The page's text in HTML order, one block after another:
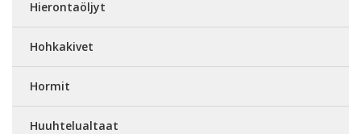
Hierontaöljyt
Hohkakivet
Hormit
Huuhtelualtaat